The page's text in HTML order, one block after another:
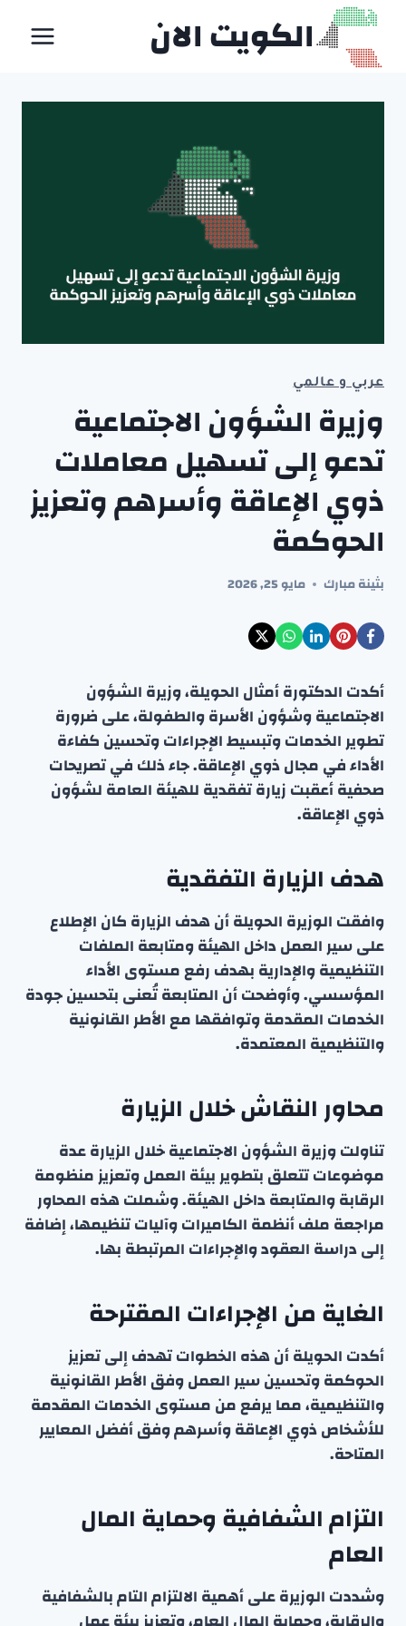
التجاوز
المحتوى
الكويت الان
عربي و عالمي
وزيرة الشؤون الاجتماعية
تدعو إلى تسهيل معاملات
ذوي الإعاقة وأسرهم وتعزيز
الحوكمة
بثينة مبارك مايو 25, 2026
أكدت الدكتورة أمثال الحويلة، وزيرة الشؤون
الاجتماعية وشؤون الأسرة والطفولة، على ضرورة
تطوير الخدمات وتبسيط الإجراءات وتحسين كفاءة
الأداء في مجال ذوي الإعاقة. جاء ذلك في تصريحات
صحفية أعقبت زيارة تفقدية للهيئة العامة لشؤون
ذوي الإعاقة.
هدف الزيارة التفقدية
وافقت الوزيرة الحويلة أن هدف الزيارة كان الإطلاع
على سير العمل داخل الهيئة ومتابعة الملفات
التنظيمية والإدارية بهدف رفع مستوى الأداء
المؤسسي. وأوضحت أن المتابعة تُعنى بتحسين جودة
الخدمات المقدمة وتوافقها مع الأطر القانونية
والتنظيمية المعتمدة.
محاور النقاش خلال الزيارة
تناولت وزيرة الشؤون الاجتماعية خلال الزيارة عدة
موضوعات تتعلق بتطوير بيئة العمل وتعزيز منظومة
الرقابة والمتابعة داخل الهيئة. وشملت هذه المحاور
مراجعة ملف أنظمة الكاميرات وآليات تنظيمها، إضافة
إلى دراسة العقود والإجراءات المرتبطة بها.
الغاية من الإجراءات المقترحة
أكدت الحويلة أن هذه الخطوات تهدف إلى تعزيز
الحوكمة وتحسين سير العمل وفق الأطر القانونية
والتنظيمية، مما يرفع من مستوى الخدمات المقدمة
للأشخاص ذوي الإعاقة وأسرهم وفق أفضل المعايير
المتاحة.
التزام الشفافية وحماية المال
العام
وشددت الوزيرة على أهمية الالتزام التام بالشفافية